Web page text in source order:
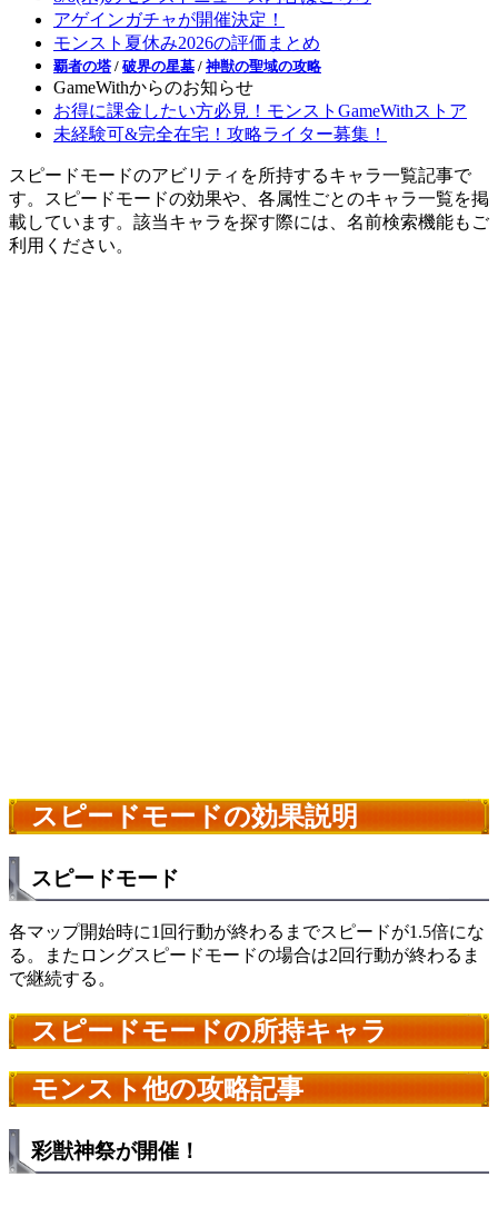
アゲインガチャが開催決定！
モンスト夏休み2026の評価まとめ
覇者の塔 / 破界の星墓 / 神獣の聖域の攻略
GameWithからのお知らせ
お得に課金したい方必見！モンストGameWithストア
未経験可&完全在宅！攻略ライター募集！
スピードモードのアビリティを所持するキャラ一覧記事で
す。スピードモードの効果や、各属性ごとのキャラ一覧を掲
載しています。該当キャラを探す際には、名前検索機能もご
利用ください。
スピードモードの効果説明
スピードモード
各マップ開始時に1回行動が終わるまでスピードが1.5倍にな
る。またロングスピードモードの場合は2回行動が終わるま
で継続する。
スピードモードの所持キャラ
モンスト他の攻略記事
彩獣神祭が開催！